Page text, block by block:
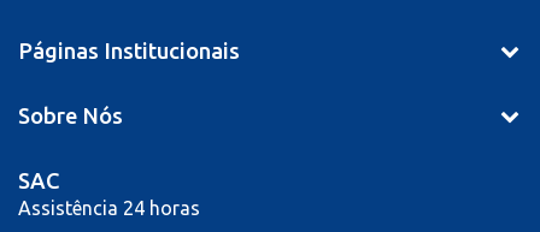
Páginas Institucionais
Sobre Nós
SAC
Assistência 24 horas